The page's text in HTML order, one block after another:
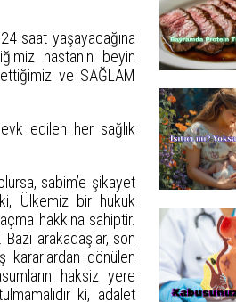
saat yaşayacağına
hastanın beyin
ve SAĞLAM
edilen her sağlık
sabim’e şikayet
Ülkemiz bir hukuk
hakkına sahiptir.
arakadaşlar, son
kararlardan dönülen
haksiz yere
ki, adalet